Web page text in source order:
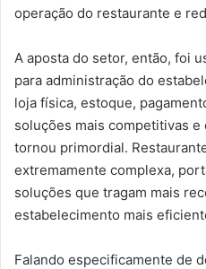
operação do restaurante e
A aposta do setor, então, foi
para administração do
loja física, estoque,
soluções mais competitivas
tornou primordial.
extremamente complexa,
soluções que tragam mais
estabelecimento mais
Falando especificamente de